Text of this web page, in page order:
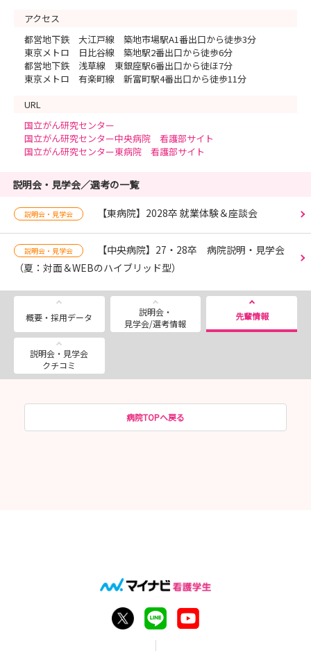
アクセス
都営地下鉄 大江戸線 築地市場駅A1番出口から徒歩3分
東京メトロ 日比谷線 築地駅2番出口から徒歩6分
都営地下鉄 浅草線 東銀座駅6番出口から徒ほ7分
東京メトロ 有楽町線 新富町駅4番出口から徒歩11分
URL
国立がん研究センター
国立がん研究センター中央病院 看護部サイト
国立がん研究センター東病院 看護部サイト
説明会・見学会／選考の一覧
説明会・見学会 【東病院】2028卒 就業体験＆座談会
説明会・見学会
【中央病院】27・28卒 病院説明・見学会
（夏：対面＆WEBのハイブリッド型）
概要・採用データ
説明会・
見学会/選考情報
先輩情報
説明会・見学会
クチコミ
病院TOPへ戻る